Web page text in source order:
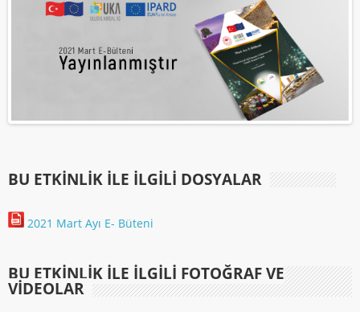
BU ETKINLIK ILE İLGILI DOSYALAR
2021 Mart Ayı E- Büteni
BU ETKINLIK ILE İLGILI FOTOĞRAF VE
VIDEOLAR